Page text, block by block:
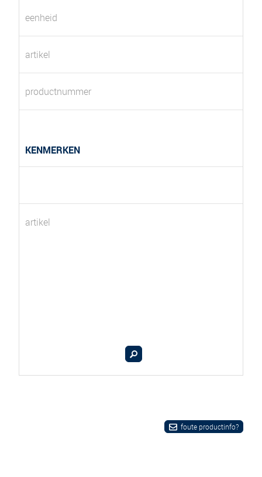
eenheid
artikel
productnummer
KENMERKEN
artikel
foute productinfo?